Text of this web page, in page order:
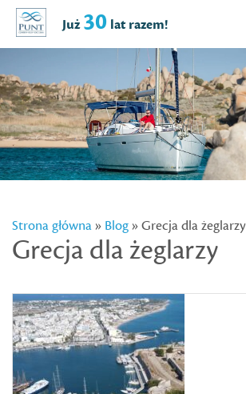
Strona główna» Blog» Grecja dla żeglarzy
Grecja dla żeglarzy
Już30 lat razem!